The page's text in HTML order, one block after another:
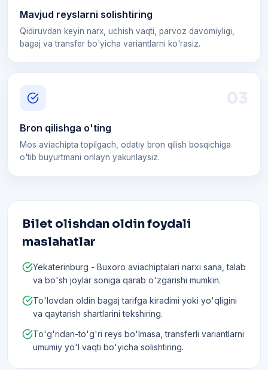
Mavjud reyslarni solishtiring
Qidiruvdan keyin narx, uchish vaqti, parvoz davomiyligi,
bagaj va transfer bo'yicha variantlarni ko'rasiz.
03
Bron qilishga o'ting
Mos aviachipta topilgach, odatiy bron qilish bosqichiga
o'tib buyurtmani onlayn yakunlaysiz.
Bilet olishdan oldin foydali
maslahatlar
Yekaterinburg - Buxoro aviachiptalari narxi sana, talab
va bo'sh joylar soniga qarab o'zgarishi mumkin.
To'lovdan oldin bagaj tarifga kiradimi yoki yo'qligini
va qaytarish shartlarini tekshiring.
To'g'ridan-to'g'ri reys bo'lmasa, transferli variantlarni
umumiy yo'l vaqti bo'yicha solishtiring.